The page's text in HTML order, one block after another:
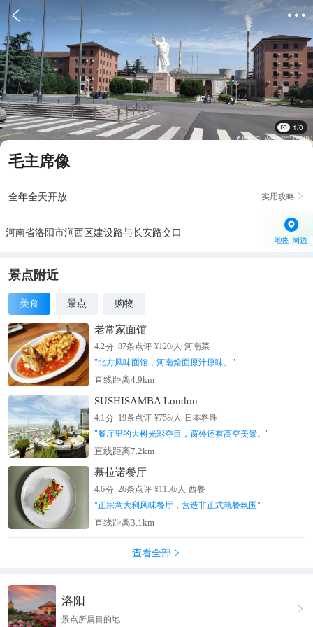
 
1/0
毛主席像
全年全天开放 实用攻略 
河南省洛阳市涧西区建设路与长安路交口
地图·周边
景点附近
美食 景点 购物
老常家面馆
4.2分 87条点评 ¥120/人 河南菜
"北方风味面馆，河南烩面原汁原味。 "
直线距离4.9km
SUSHISAMBA London
4.1分 19条点评 ¥758/人 日本料理
"餐厅里的大树光彩夺目，窗外还有高空美景。 "
直线距离7.2km
慕拉诺餐厅
4.6分 26条点评 ¥1156/人 西餐
"正宗意大利风味餐厅，营造非正式就餐氛围"
直线距离3.1km
查看全部 
洛阳
景点所属目的地
